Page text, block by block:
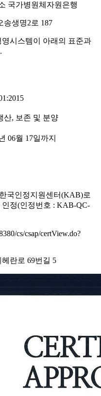
국가병원체자원은행
송생명2로 187
시스템이 아래의 표준과
산, 보존 및 분양
06월 17일까지
국인정지원센터(KAB)로
정(인정번호 : KAB-QC-
cs/csap/certView.do?
란로 69번길 5